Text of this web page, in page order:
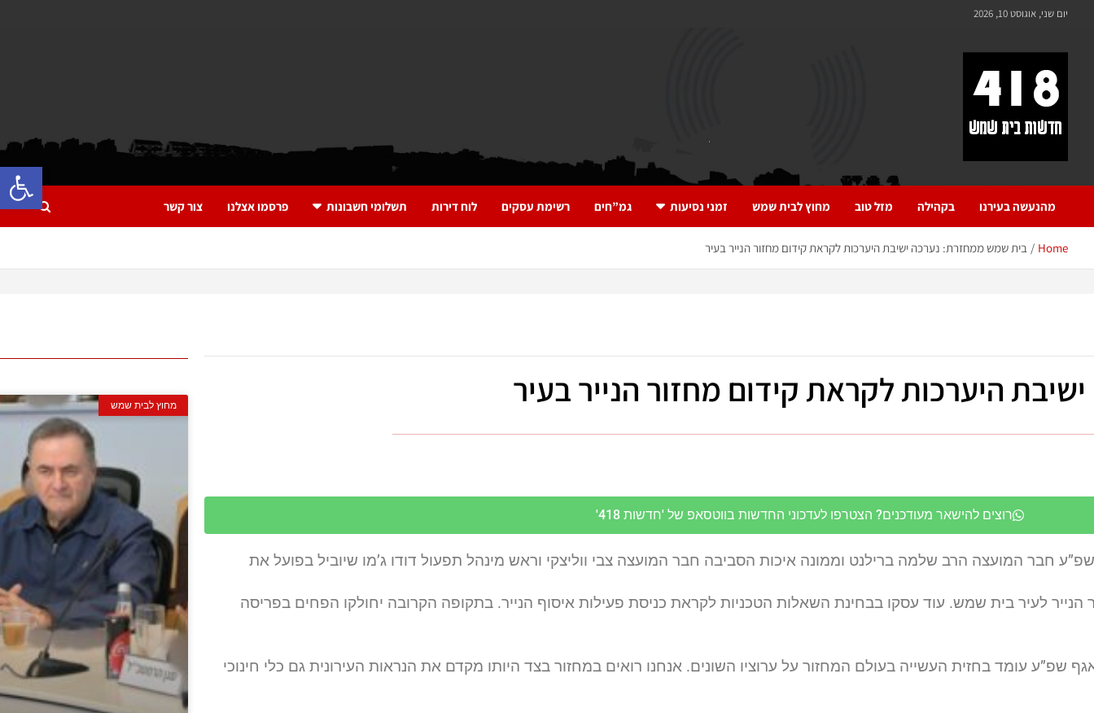
יום שני, אוגוסט 10, 2026
418 – חדשות בית שמש
מהנעשה בעירנו בקהילה מזל טוב מחוץ לבית שמש זמני נסיעות גמ”חים רשימת עסקים לוח דירות תשלומי חשבונות פרסמו אצלנו צור קשר
Home בית שמש ממחזרת: נערכה ישיבת היערכות לקראת קידום מחזור הנייר בעיר
היערכות לקראת קידום מחזור הנייר בעיר
רוצים להישאר מעודכנים? הצטרפו לעדכוני החדשות בווטסאפ של 'חדשות 418'
חבר המועצה הרב שלמה ברילנט וממונה איכות הסביבה חבר המועצה צבי ווליצקי וראש מינהל תפעול דודו ג’מו שיוביל בפועל את
הנייר לעיר בית שמש. עוד עסקו בבחינת השאלות הטכניות לקראת כניסת פעילות איסוף הנייר. בתקופה הקרובה יחולקו הפחים בפריסה
עומד בחזית העשייה בעולם המחזור על ערוציו השונים. אנחנו רואים במחזור בצד היותו מקדם את הנראות העירונית גם כלי חינוכי
מחוץ לבית שמש